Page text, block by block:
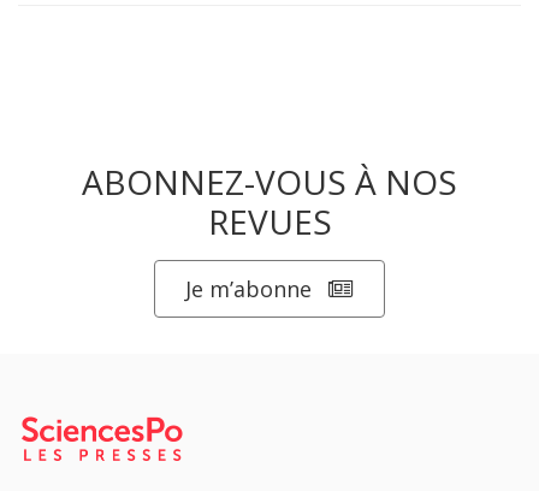
ABONNEZ-VOUS À NOS
REVUES
Je m’abonne